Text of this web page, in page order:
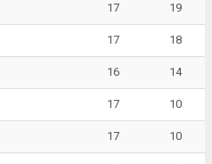
17 19
17 18
16 14
17 10
17 10